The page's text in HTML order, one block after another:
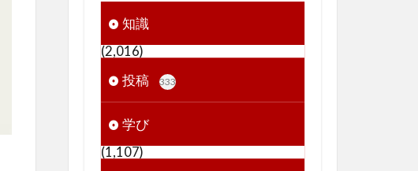
知識
(2,016)
投稿
333
学び
(1,107)